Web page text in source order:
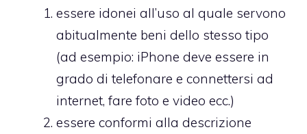
essere idonei all’uso al quale servono
abitualmente beni dello stesso tipo
(ad esempio: iPhone deve essere in
grado di telefonare e connettersi ad
internet, fare foto e video ecc.)
essere conformi alla descrizione